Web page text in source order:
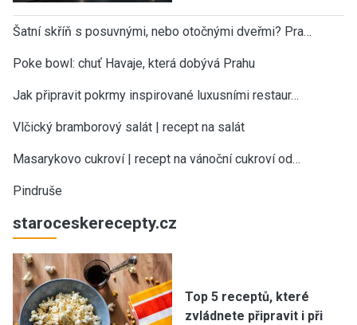
Šatní skříň s posuvnými, nebo otočnými dveřmi? Pra…
Poke bowl: chuť Havaje, která dobývá Prahu
Jak připravit pokrmy inspirované luxusními restaur…
Vlčický bramborový salát | recept na salát
Masarykovo cukroví | recept na vánoční cukroví od…
Pindruše
staroceskerecepty.cz
Top 5 receptů, které
zvládnete připravit i při